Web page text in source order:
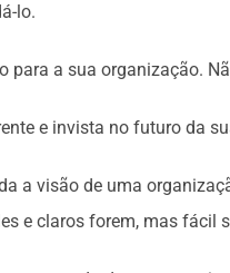
lo.
para a sua organização.
e invista no futuro da
a visão de uma
e claros forem, mas fácil